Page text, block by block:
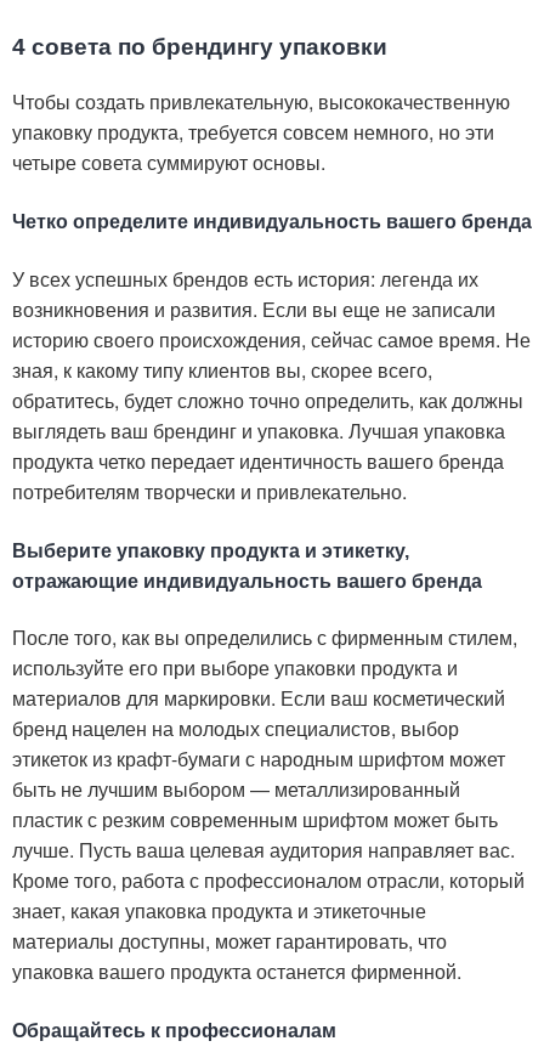
4 совета по брендингу упаковки
Чтобы создать привлекательную, высококачественную
упаковку продукта, требуется совсем немного, но эти
четыре совета суммируют основы.
Четко определите индивидуальность вашего бренда
У всех успешных брендов есть история: легенда их
возникновения и развития. Если вы еще не записали
историю своего происхождения, сейчас самое время. Не
зная, к какому типу клиентов вы, скорее всего,
обратитесь, будет сложно точно определить, как должны
выглядеть ваш брендинг и упаковка. Лучшая упаковка
продукта четко передает идентичность вашего бренда
потребителям творчески и привлекательно.
Выберите упаковку продукта и этикетку,
отражающие индивидуальность вашего бренда
После того, как вы определились с фирменным стилем,
используйте его при выборе упаковки продукта и
материалов для маркировки. Если ваш косметический
бренд нацелен на молодых специалистов, выбор
этикеток из крафт-бумаги с народным шрифтом может
быть не лучшим выбором — металлизированный
пластик с резким современным шрифтом может быть
лучше. Пусть ваша целевая аудитория направляет вас.
Кроме того, работа с профессионалом отрасли, который
знает, какая упаковка продукта и этикеточные
материалы доступны, может гарантировать, что
упаковка вашего продукта останется фирменной.
Обращайтесь к профессионалам